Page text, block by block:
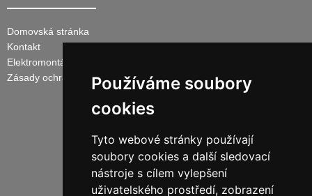
Používáme soubory
cookies
Tyto webové stránky používají
soubory cookies a další sledovací
nástroje s cílem vylepšení
uživatelského prostředí, zobrazení
Domovská stránka
Kontakt
Elektromontáže
Zásady ochrany osobních údajů